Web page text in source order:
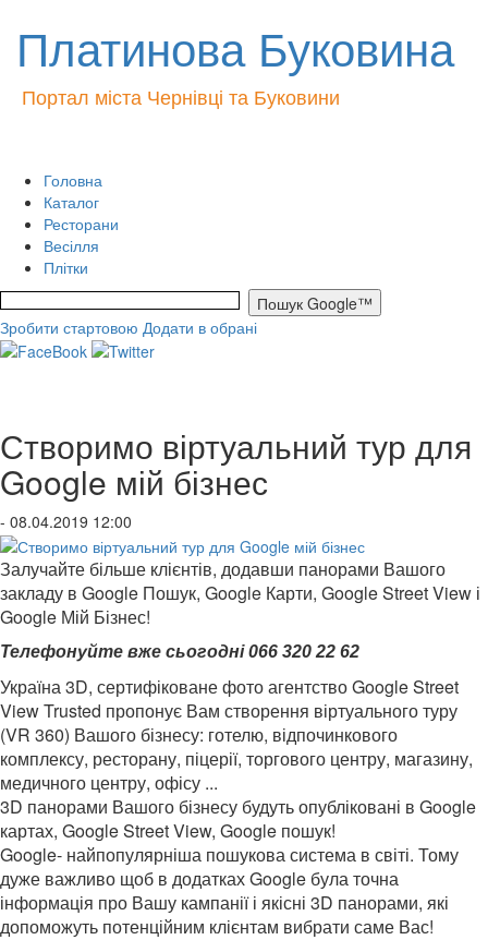
Платинова Буковина
Портал міста Чернівці та Буковини
Головна
Каталог
Ресторани
Весілля
Плітки
Зробити стартовою Додати в обрані
Створимо віртуальний тур для
Google мій бізнес
- 08.04.2019 12:00
Залучайте більше клієнтів, додавши панорами Вашого
закладу в Google Пошук, Google Карти, Google Street View і
Google Мій Бізнес!
Телефонуйте вже сьогодні 066 320 22 62
Україна 3D, сертифіковане фото агентство Google Street
View Trusted пропонує Вам створення віртуального туру
(VR 360) Вашого бізнесу: готелю, відпочинкового
комплексу, ресторану, піцерії, торгового центру, магазину,
медичного центру, офісу ...
3D панорами Вашого бізнесу будуть опубліковані в Google
картах, Google Street View, Google пошук!
Google- найпопулярніша пошукова система в світі. Тому
дуже важливо щоб в додатках Google була точна
інформація про Вашу кампанії і якісні 3D панорами, які
допоможуть потенційним клієнтам вибрати саме Вас!